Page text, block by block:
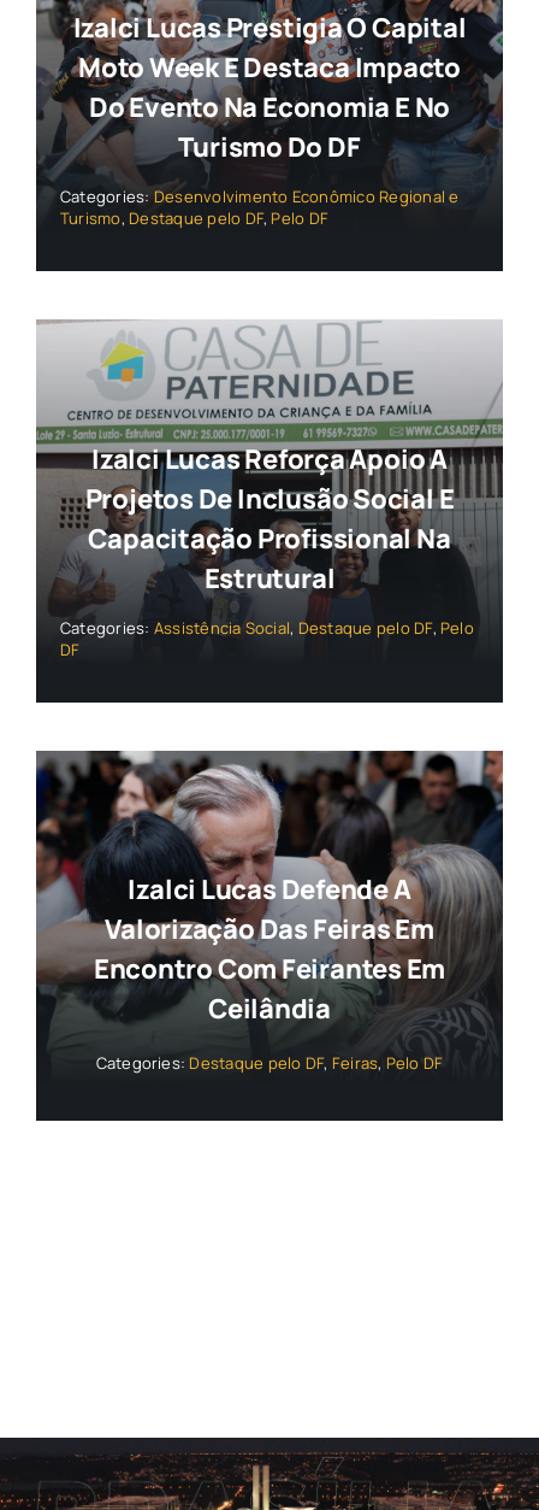
Izalci Lucas Prestigia O Capital
Moto Week E Destaca Impacto
Do Evento Na Economia E No
Turismo Do DF
Categories: Desenvolvimento Econômico Regional e
Turismo, Destaque pelo DF, Pelo DF
Izalci Lucas Reforça Apoio A
Projetos De Inclusão Social E
Capacitação Profissional Na
Estrutural
Categories: Assistência Social, Destaque pelo DF, Pelo
DF
Izalci Lucas Defende A
Valorização Das Feiras Em
Encontro Com Feirantes Em
Ceilândia
Categories: Destaque pelo DF, Feiras, Pelo DF